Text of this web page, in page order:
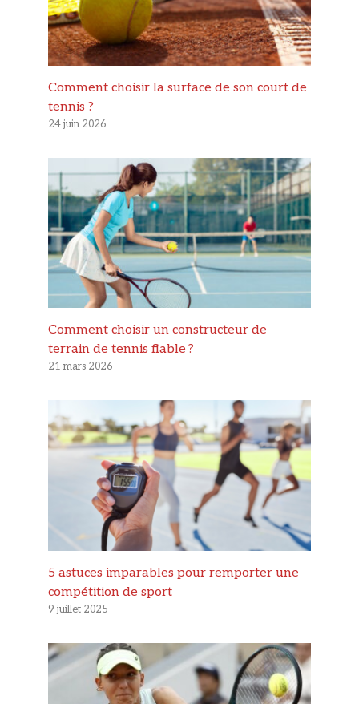
Comment choisir la surface de son court de
tennis ?
24 juin 2026
Comment choisir un constructeur de
terrain de tennis fiable ?
21 mars 2026
5 astuces imparables pour remporter une
compétition de sport
9 juillet 2025